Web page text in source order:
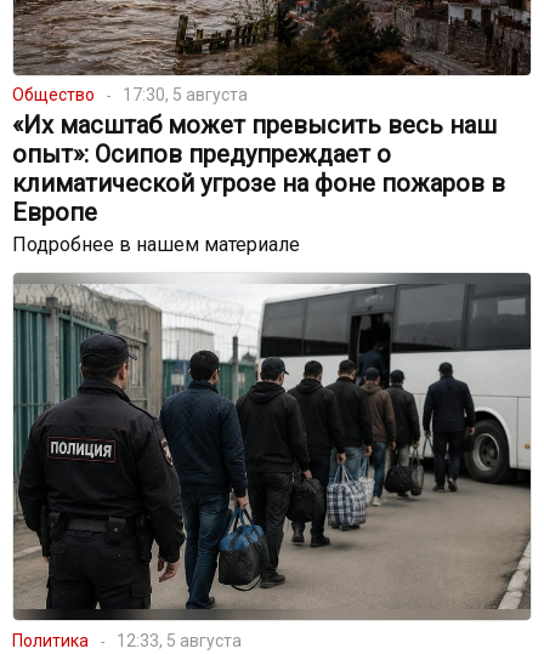
Общество 17:30, 5 августа
«Их масштаб может превысить весь наш
опыт»: Осипов предупреждает о
климатической угрозе на фоне пожаров в
Европе
Подробнее в нашем материале
Политика 12:33, 5 августа